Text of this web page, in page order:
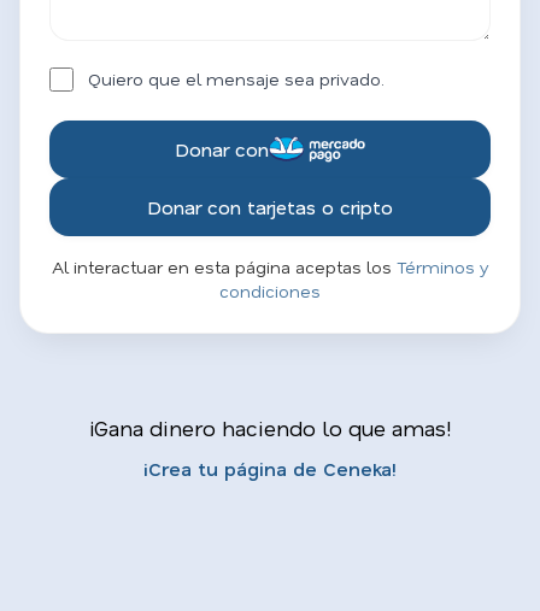
Quiero que el mensaje sea privado.
Donar con
Donar con tarjetas o cripto
Al interactuar en esta página aceptas los Términos y
condiciones
¡Gana dinero haciendo lo que amas!
¡Crea tu página de Ceneka!